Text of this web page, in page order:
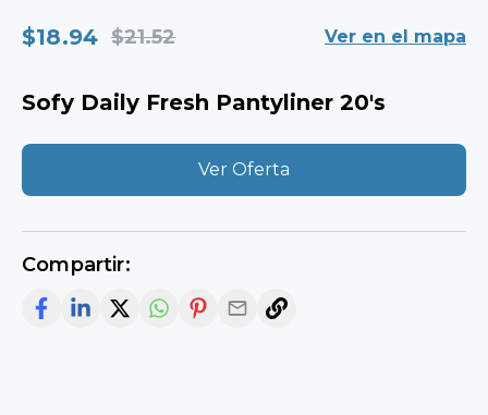
$18.94 $21.52 Ver en el mapa
Sofy Daily Fresh Pantyliner 20's
Ver Oferta
Compartir: